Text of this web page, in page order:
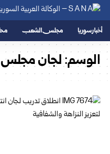
أخبار سوريا مجلس الشعب
الوسم:لجان